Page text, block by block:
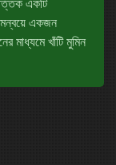
একটি
একজন
মাধ্যমে খাঁটি মুমিন